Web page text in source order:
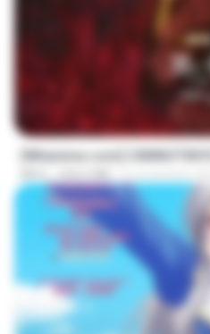
[Witanime.com]
MP4 240.5 MB il y a environ 10